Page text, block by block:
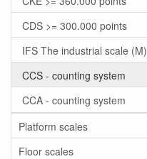
CDS >= 300.000 points
IFS The industrial scale (M)
CCS - counting system
CCA - counting system
Platform scales
Floor scales